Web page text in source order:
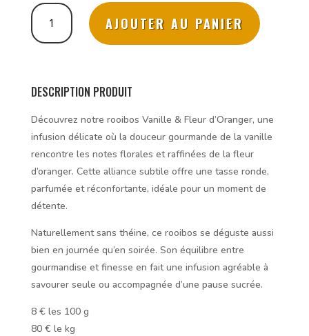
quantité
de
Détente
-
AJOUTER AU PANIER
DESCRIPTION PRODUIT
Découvrez notre rooibos Vanille & Fleur d’Oranger, une
infusion délicate où la douceur gourmande de la vanille
rencontre les notes florales et raffinées de la fleur
d’oranger. Cette alliance subtile offre une tasse ronde,
parfumée et réconfortante, idéale pour un moment de
détente.
Naturellement sans théine, ce rooibos se déguste aussi
bien en journée qu’en soirée. Son équilibre entre
gourmandise et finesse en fait une infusion agréable à
savourer seule ou accompagnée d’une pause sucrée.
8 €les 100 g
80 €le kg